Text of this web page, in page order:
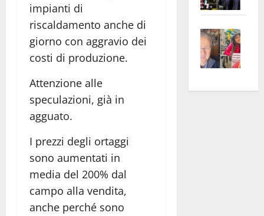
impianti di
riscaldamento anche di
giorno con aggravio dei
costi di produzione.
Attenzione alle
speculazioni, già in
agguato.
I prezzi degli ortaggi
sono aumentati in
media del 200% dal
campo alla vendita,
anche perché sono
euro
apre